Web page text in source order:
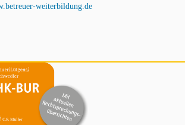
weiterbildung.de